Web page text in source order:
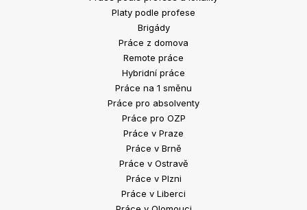
Platy podle profese
Brigády
Práce z domova
Remote práce
Hybridní práce
Práce na 1 směnu
Práce pro absolventy
Práce pro OZP
Práce v Praze
Práce v Brně
Práce v Ostravě
Práce v Plzni
Práce v Liberci